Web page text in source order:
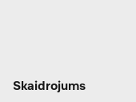
Skaidrojums